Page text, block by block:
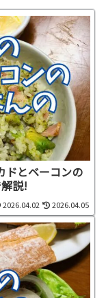
ドとベーコンの
説!
2026.04.02 2026.04.05